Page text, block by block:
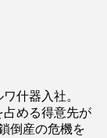
什器入社。
める得意先が
倒産の危機を